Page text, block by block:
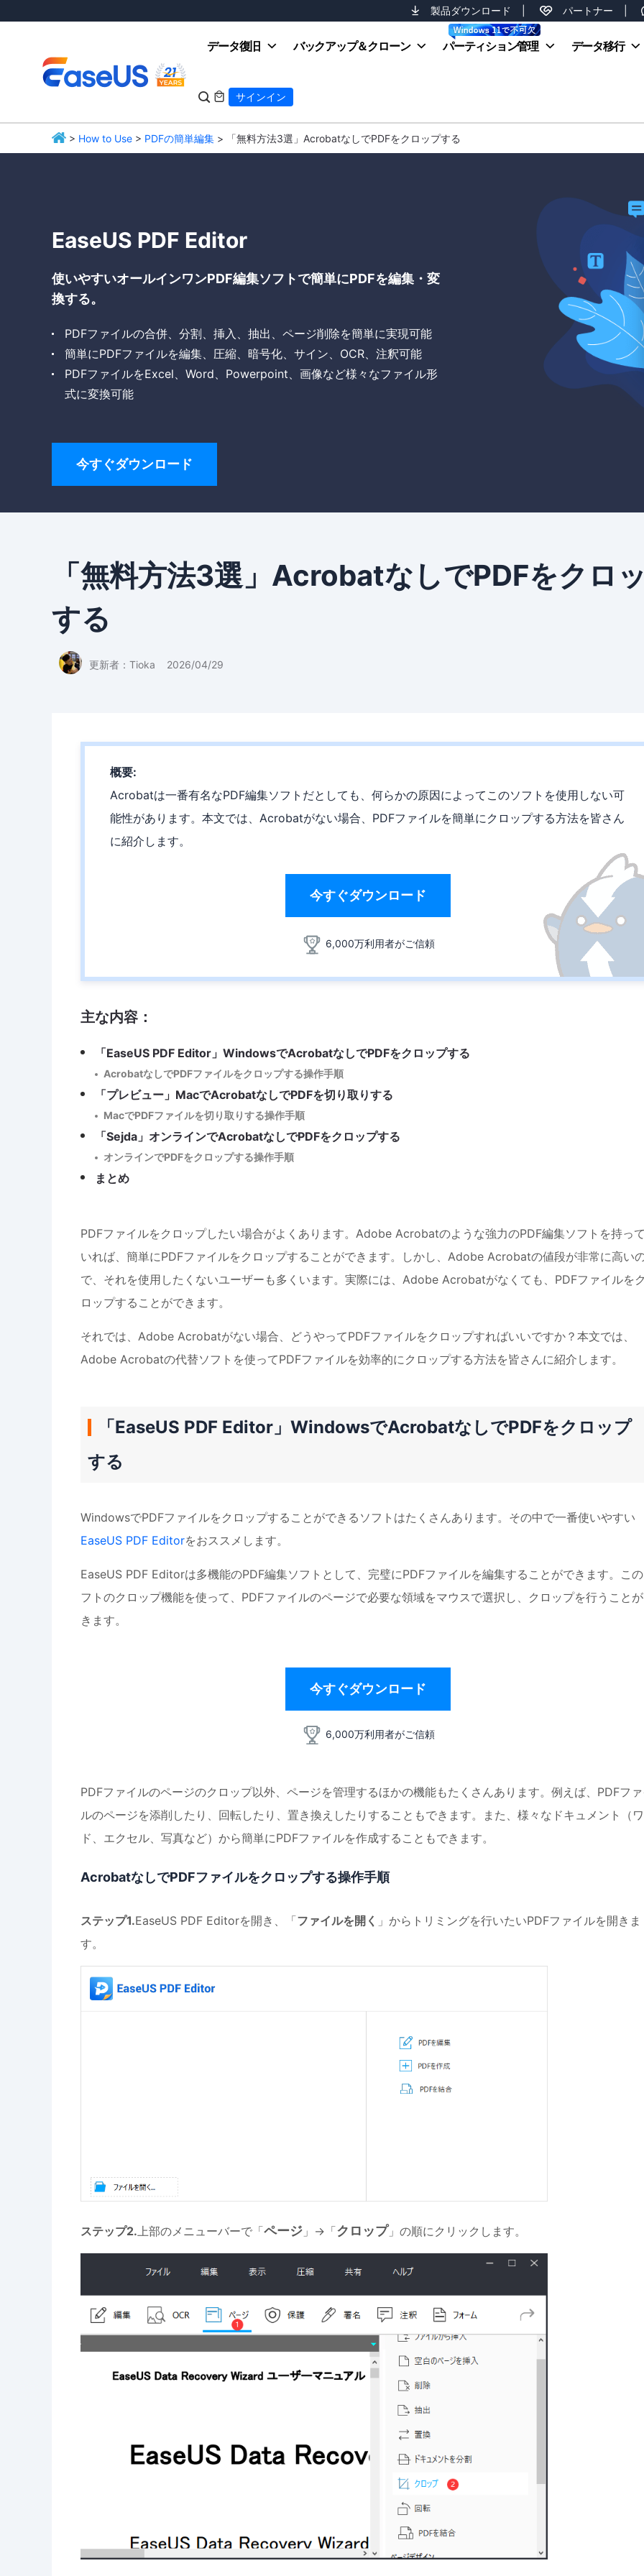
製品ダウンロード パートナー
データ復旧 バックアップ＆クローン パーティション管理 データ移行
  サインイン
> How to Use > PDFの簡単編集 > 「無料方法3選」AcrobatなしでPDFをクロップする
EaseUS PDF Editor
使いやすいオールインワンPDF編集ソフトで簡単にPDFを編集・変
換する。
PDFファイルの合併、分割、挿入、抽出、ページ削除を簡単に実現可能
簡単にPDFファイルを編集、圧縮、暗号化、サイン、OCR、注釈可能
PDFファイルをExcel、Word、Powerpoint、画像など様々なファイル形
式に変換可能
今すぐダウンロード
「無料方法3選」AcrobatなしでPDFをクロ
する
更新者： Tioka 2026/04/29
概要:
Acrobatは一番有名なPDF編集ソフトだとしても、何らかの原因によってこのソフトを使用しない可
能性があります。本文では、Acrobatがない場合、PDFファイルを簡単にクロップする方法を皆さん
に紹介します。
今すぐダウンロード
6,000万利用者がご信頼
主な内容：
「EaseUS PDF Editor」WindowsでAcrobatなしでPDFをクロップする
AcrobatなしでPDFファイルをクロップする操作手順
「プレビュー」MacでAcrobatなしでPDFを切り取りする
MacでPDFファイルを切り取りする操作手順
「Sejda」オンラインでAcrobatなしでPDFをクロップする
オンラインでPDFをクロップする操作手順
まとめ
PDFファイルをクロップしたい場合がよくあります。Adobe Acrobatのような強力のPDF編集ソフトを持っ
いれば、簡単にPDFファイルをクロップすることができます。しかし、Adobe Acrobatの値段が非常に高い
で、それを使用したくないユーザーも多くいます。実際には、Adobe Acrobatがなくても、PDFファイルを
ロップすることができます。
それでは、Adobe Acrobatがない場合、どうやってPDFファイルをクロップすればいいですか？本文では、
Adobe Acrobatの代替ソフトを使ってPDFファイルを効率的にクロップする方法を皆さんに紹介します。
「EaseUS PDF Editor」WindowsでAcrobatなしでPDFをクロップ
する
WindowsでPDFファイルをクロップすることができるソフトはたくさんあります。その中で一番使いやすい
EaseUS PDF Editorをおススメします。
EaseUS PDF Editorは多機能のPDF編集ソフトとして、完璧にPDFファイルを編集することができます。こ
フトのクロップ機能を使って、PDFファイルのページで必要な領域をマウスで選択し、クロップを行うこと
きます。
今すぐダウンロード
6,000万利用者がご信頼
PDFファイルのページのクロップ以外、ページを管理するほかの機能もたくさんあります。例えば、PDFフ
ルのページを添削したり、回転したり、置き換えしたりすることもできます。また、様々なドキュメント（
ド、エクセル、写真など）から簡単にPDFファイルを作成することもできます。
AcrobatなしでPDFファイルをクロップする操作手順
ステップ1.EaseUS PDF Editorを開き、「ファイルを開く 」からトリミングを行いたいPDFファイルを開きま
す。
ステップ2. 上部のメニューバーで「ページ 」→「クロップ」の順にクリックします。